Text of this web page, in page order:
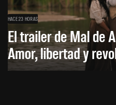
HACE 23 HORAS
El trailer de Mal de
Amor, libertad y